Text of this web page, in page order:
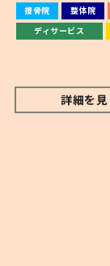
接骨院 整体院
ディサービス
詳細を見